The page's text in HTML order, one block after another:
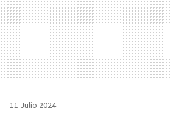
11 Julio 2024